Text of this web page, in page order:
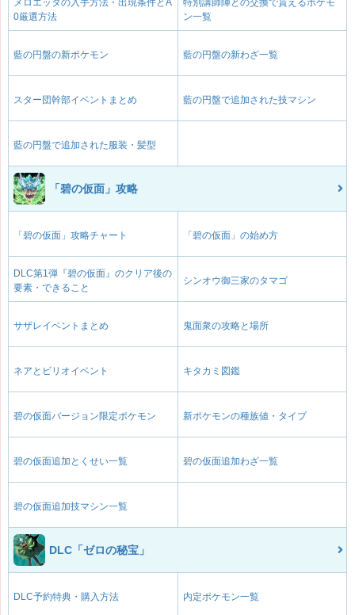
0厳選方法
ン一覧
藍の円盤の新ポケモン 藍の円盤の新わざ一覧
スター団幹部イベントまとめ 藍の円盤で追加された技マシン
藍の円盤で追加された服装・髪型
「碧の仮面」攻略
「碧の仮面」攻略チャート 「碧の仮面」の始め方
DLC第1弾『碧の仮面』のクリア後の
要素・できること
シンオウ御三家のタマゴ
サザレイベントまとめ 鬼面衆の攻略と場所
ネアとビリオイベント キタカミ図鑑
碧の仮面バージョン限定ポケモン 新ポケモンの種族値・タイプ
碧の仮面追加とくせい一覧 碧の仮面追加わざ一覧
碧の仮面追加技マシン一覧
DLC「ゼロの秘宝」
DLC予約特典・購入方法 内定ポケモン一覧